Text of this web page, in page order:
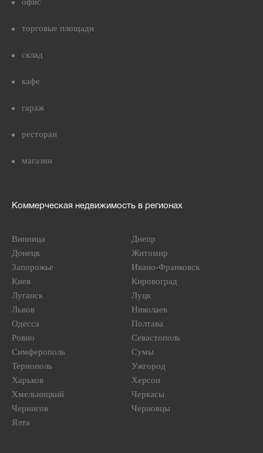
торговые площади
склад
кафе
гараж
ресторан
магазин
Коммерческая недвижимость в регионах
Винница
Днепр
Донецк
Житомир
Запорожье
Ивано-Франковск
Киев
Кировоград
Луганск
Луцк
Львов
Николаев
Одесса
Полтава
Ровно
Севастополь
Симферополь
Сумы
Тернополь
Ужгород
Харьков
Херсон
Хмельницкий
Черкасы
Чернигов
Черновцы
Ялта